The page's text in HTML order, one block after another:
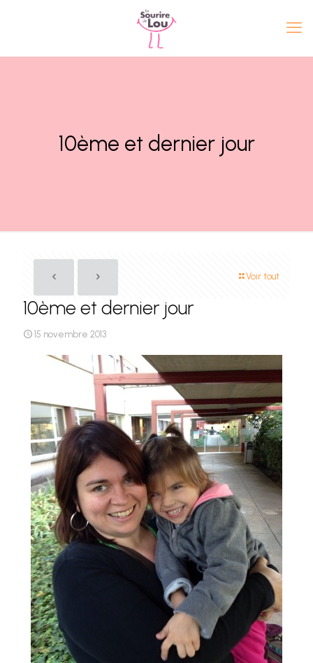
10ème et dernier jour
Voir tout
10ème et dernier jour
15 novembre 2013